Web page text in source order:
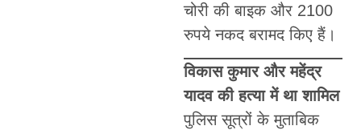
चोरी की बाइक और 2100
रुपये नकद बरामद किए हैं।
विकास कुमार और महेंद्र
यादव की हत्या में था शामिल
पुलिस सूत्रों के मुताबिक